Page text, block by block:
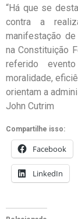
“Há que se
contra a
manifestação
na Constituição
referido
moralidade,
orientam a
John Cutrim
Compartilhe isso:
Facebook
LinkedIn